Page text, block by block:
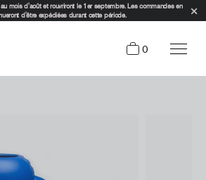
mois d'août et rouvriront le 1er septembre. Les commandes en
d'être expédiées durant cette période.
0